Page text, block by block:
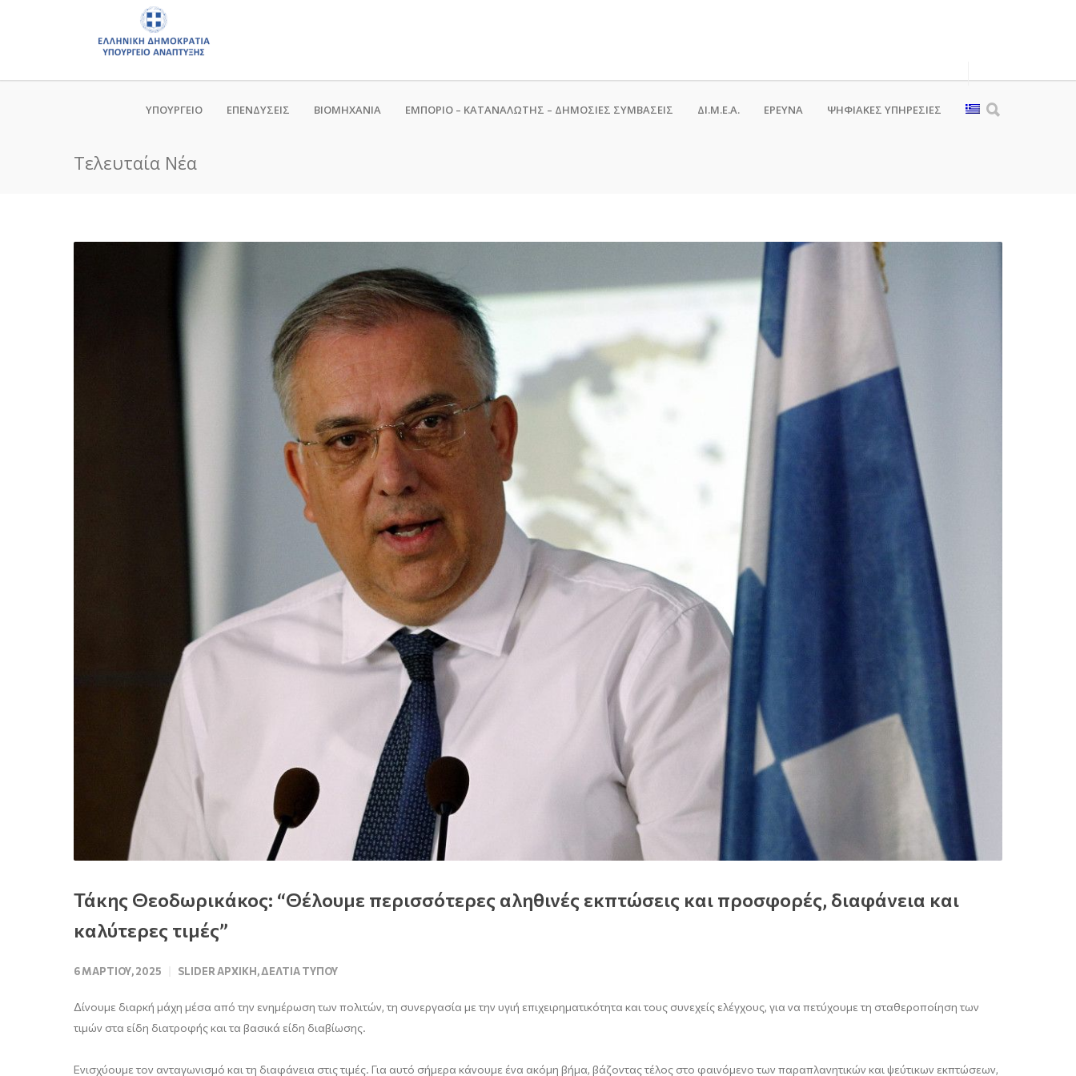
ΥΠΟΥΡΓΕΙΟ ΕΠΕΝΔΥΣΕΙΣ ΒΙΟΜΗΧΑΝΙΑ ΕΜΠΟΡΙΟ – ΚΑΤΑΝΑΛΩΤΗΣ – ΔΗΜΟΣΙΕΣ ΣΥΜΒΑΣΕΙΣ ΔΙ.Μ.Ε.Α. ΕΡΕΥΝΑ ΨΗΦΙΑΚΈΣ ΥΠΗΡΕΣΊΕΣ
Τελευταία Νέα
Τάκης Θεοδωρικάκος: “Θέλουμε περισσότερες αληθινές εκπτώσεις και προσφορές, διαφάνεια και
καλύτερες τιμές”
6 ΜΑΡΤΊΟΥ, 2025 SLIDER ΑΡΧΙΚΉ,ΔΕΛΤΊΑ ΤΎΠΟΥ
Δίνουμε διαρκή μάχη μέσα από την ενημέρωση των πολιτών, τη συνεργασία με την υγιή επιχειρηματικότητα και τους συνεχείς ελέγχους, για να πετύχουμε τη σταθεροποίηση των
τιμών στα είδη διατροφής και τα βασικά είδη διαβίωσης.
Ενισχύουμε τον ανταγωνισμό και τη διαφάνεια στις τιμές. Για αυτό σήμερα κάνουμε ένα ακόμη βήμα, βάζοντας τέλος στο φαινόμενο των παραπλανητικών και ψεύτικων εκπτώσεων,